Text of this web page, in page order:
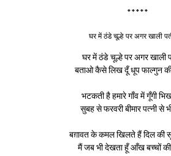
*****
घर में ठंडे चूल्हे पर अगर खाली
घर में ठंडे चूल्हे पर अगर खाली
बताओ कैसे लिख दूँ धूप फाल्गुन
भटकती है हमारे गाँव में गूँगी
सुबह से फरवरी बीमार पत्नी से
बग़ावत के कमल खिलते हैं दिल की
मैं जब भी देखता हूँ आँख बच्चों की